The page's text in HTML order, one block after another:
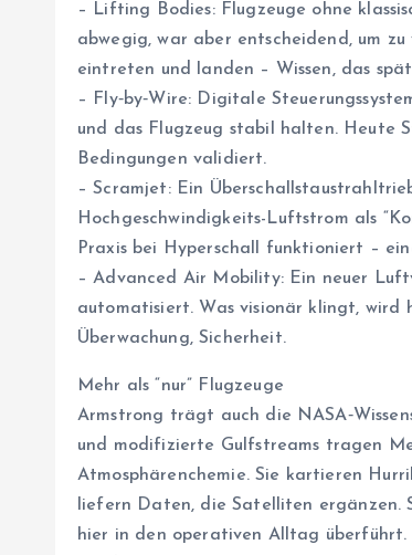
– Lifting Bodies: Flugzeuge ohne
abwegig, war aber entscheidend, um
eintreten und landen – Wissen, das
– Fly‑by‑Wire: Digitale
und das Flugzeug stabil halten. Heute
Bedingungen validiert.
– Scramjet: Ein
Hochgeschwindigkeits-Luftstrom als
Praxis bei Hyperschall funktioniert –
– Advanced Air Mobility: Ein neuer
automatisiert. Was visionär klingt, wird
Überwachung, Sicherheit.
Mehr als “nur” Flugzeuge
Armstrong trägt auch die
und modifizierte Gulfstreams tragen
Atmosphärenchemie. Sie kartieren
liefern Daten, die Satelliten ergänzen.
hier in den operativen Alltag